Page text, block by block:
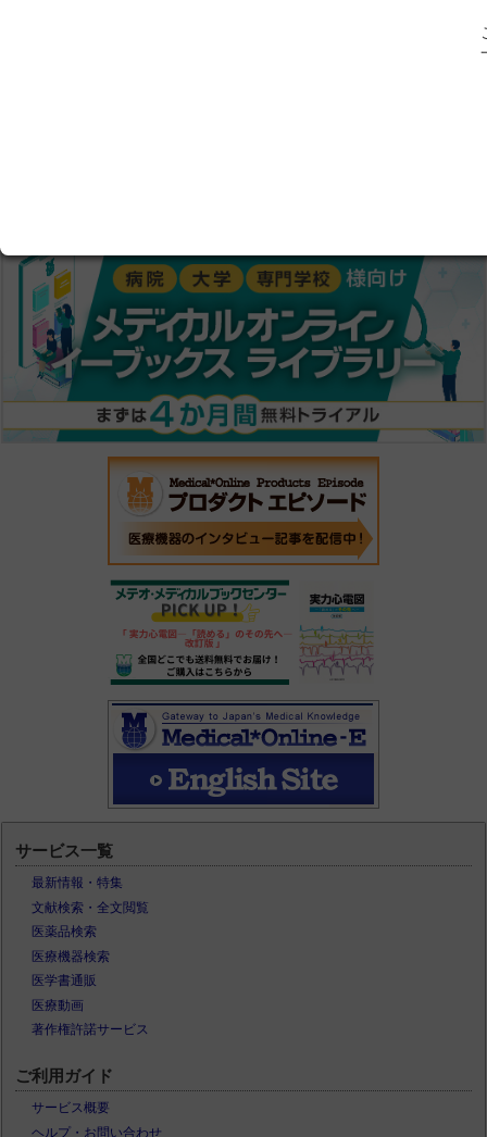
サービス一覧
最新情報・特集
文献検索・全文閲覧
医薬品検索
医療機器検索
医学書通販
医療動画
著作権許諾サービス
ご利用ガイド
サービス概要
ヘルプ・お問い合わせ